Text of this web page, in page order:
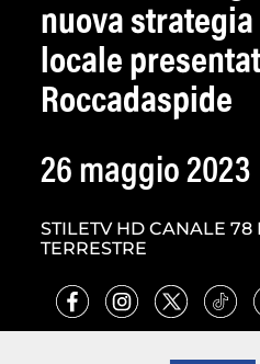
nuova
locale
Roccadaspide
26 maggio 2023
STILETV HD CANALE 78
TERRESTRE